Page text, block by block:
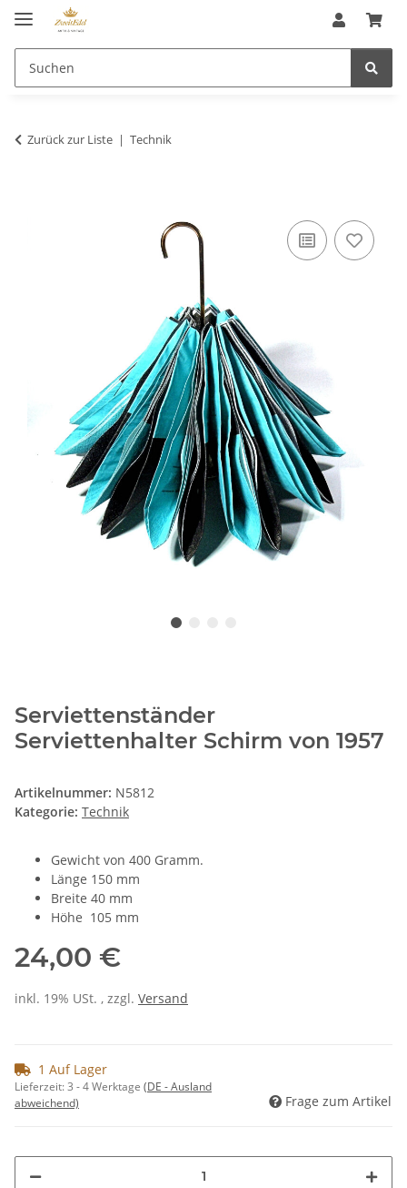
Zurück zur Liste Technik
Serviettenständer
Serviettenhalter Schirm von 1957
Artikelnummer: N5812
Kategorie: Technik
Gewicht von 400 Gramm.
Länge 150 mm
Breite 40 mm
Höhe 105 mm
24,00 €
inkl. 19% USt. , zzgl. Versand
1 Auf Lager
Lieferzeit:3 - 4 Werktage (DE - Ausland
abweichend)
Frage zum Artikel